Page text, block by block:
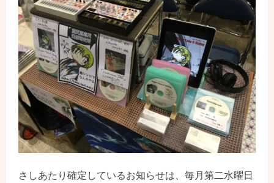
さしあたり確定しているお知らせは、毎月第二水曜日